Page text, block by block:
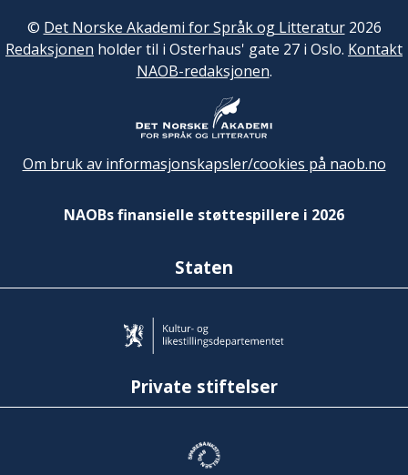
© Det Norske Akademi for Språk og Litteratur2026
Redaksjonen holder til i Osterhaus' gate 27 i Oslo. Kontakt
NAOB-redaksjonen.
Om bruk av informasjonskapsler/cookies på naob.no
NAOBs finansielle støttespillere i 2026
Staten
Private stiftelser